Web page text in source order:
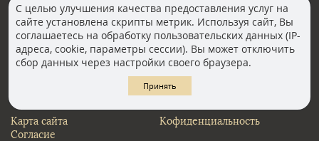
КОНТАКТЫ
Москва, Пречистенка
Волгоград
Екатеринбург
Казань
Новосибирск
Санкт-Петербург
Карта сайта
Кофиденциальность
Согласие
С целью улучшения качества предоставления услуг на
сайте установлена скрипты метрик. Используя сайт, Вы
соглашаетесь на обработку пользовательских данных (IP-
адреса, cookie, параметры сессии). Вы может отключить
сбор данных через настройки своего браузера.
Принять